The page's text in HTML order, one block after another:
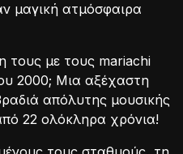
μαγική ατμόσφαιρα
τους με τους mariachi
2000; Μια αξέχαστη
απόλυτης μουσικής
22 ολόκληρα χρόνια!